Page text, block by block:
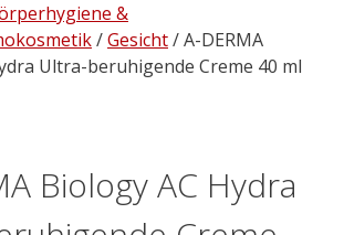
&
/Gesicht/ A-DERMA
Ultra-beruhigende Creme 40 ml
Biology AC Hydra